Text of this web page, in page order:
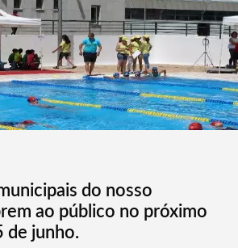
do nosso
ao público no próximo
de junho.